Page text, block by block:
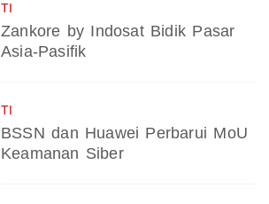
TI
Zankore by Indosat Bidik Pasar
Asia-Pasifik
TI
BSSN dan Huawei Perbarui MoU
Keamanan Siber